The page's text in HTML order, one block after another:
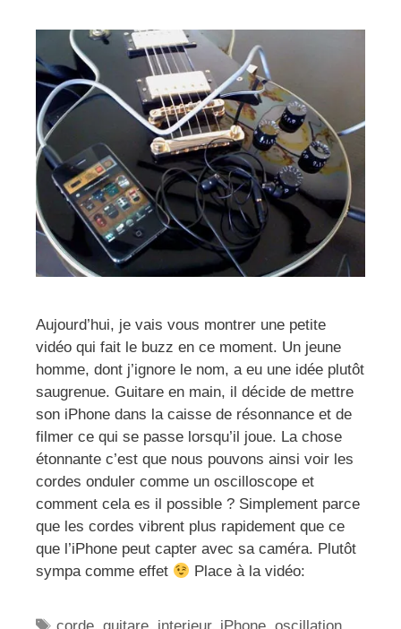
Aujourd’hui, je vais vous montrer une petite
vidéo qui fait le buzz en ce moment. Un jeune
homme, dont j’ignore le nom, a eu une idée plutôt
saugrenue. Guitare en main, il décide de mettre
son iPhone dans la caisse de résonnance et de
filmer ce qui se passe lorsqu’il joue. La chose
étonnante c’est que nous pouvons ainsi voir les
cordes onduler comme un oscilloscope et
comment cela es il possible ? Simplement parce
que les cordes vibrent plus rapidement que ce
que l’iPhone peut capter avec sa caméra. Plutôt
sympa comme effet
Place à la vidéo:
Étiquettes